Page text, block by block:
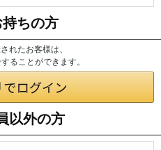
ちの方
れたお客様は、
ることができます。
以外の方